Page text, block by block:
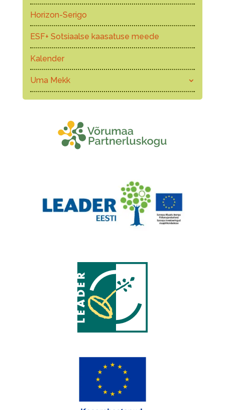
Horizon-Serigo
ESF+ Sotsiaalse kaasatuse meede
Kalender
Uma Mekk